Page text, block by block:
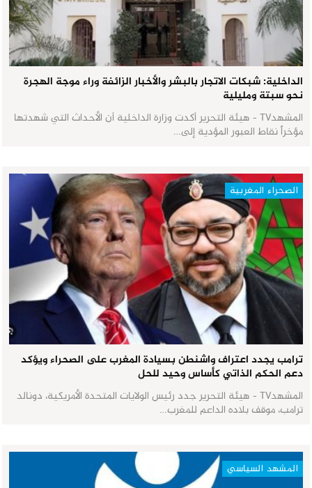
الداخلية: شبكات الاتجار بالبشر والأخبار الزائفة وراء موجة الهجرة
نحو سبتة ومليلية
المشهدTV - هيئة التحرير أكدت وزارة الداخلية أن الأحداث التي شهدتها
مؤخراً نقاط العبور المؤدية إلى…
الصحراء المغربية
ترامب يجدد اعتراف واشنطن بسيادة المغرب على الصحراء ويؤكد
دعم الحكم الذاتي كأساس وحيد للحل
المشهدTV - هيئة التحرير جدد رئيس الولايات المتحدة الأمريكية، دونالد
ترامب، موقف بلاده الداعم للمغرب…
المشهد السياسي